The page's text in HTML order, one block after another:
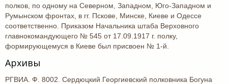
полков, по одному на Северном, Западном, Юго-Западном и
Румынском фронтах, в гг. Пскове, Минске, Киеве и Одессе
соответственно. Приказом Начальника штаба Верховного
главнокомандующего № 545 от 17.09.1917 г. полку,
формирующемуся в Киеве был присвоен № 1-й.
Архивы
РГВИА. Ф. 8002. Сердюцкий Георгиевский полковника Богуна